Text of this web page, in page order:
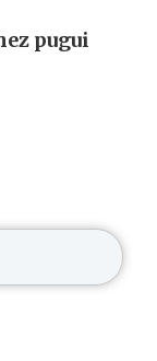
pugui